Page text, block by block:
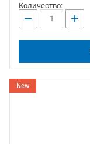
Количество:
− +
New